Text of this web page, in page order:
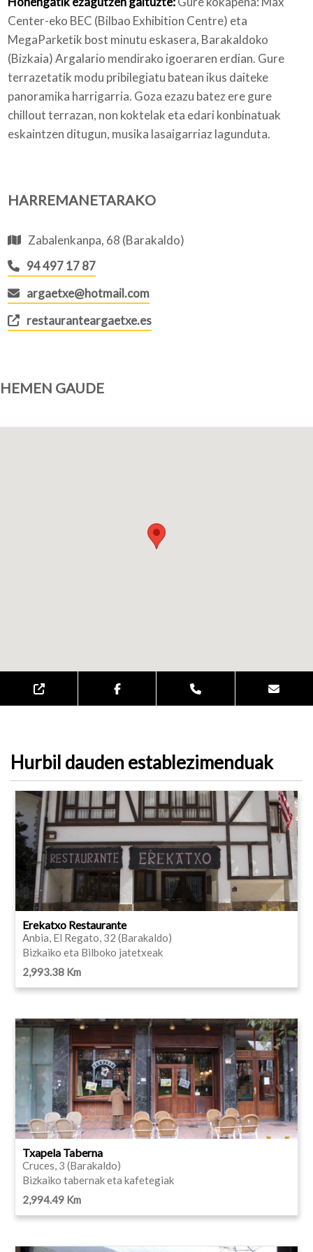
Center-eko BEC (Bilbao Exhibition Centre) eta
MegaParketik bost minutu eskasera, Barakaldoko
(Bizkaia) Argalario mendirako igoeraren erdian. Gure
terrazetatik modu pribilegiatu batean ikus daiteke
panoramika harrigarria. Goza ezazu batez ere gure
chillout terrazan, non koktelak eta edari konbinatuak
eskaintzen ditugun, musika lasaigarriaz lagunduta.
HARREMANETARAKO
Zabalenkanpa, 68 (Barakaldo)
94 497 17 87
argaetxe@hotmail.com
restauranteargaetxe.es
HEMEN GAUDE
Hurbil dauden establezimenduak
Erekatxo Restaurante
Anbia, El Regato, 32 (Barakaldo)
Bizkaiko eta Bilboko jatetxeak
2,993.38 Km
Txapela Taberna
Cruces, 3 (Barakaldo)
Bizkaiko tabernak eta kafetegiak
2,994.49 Km